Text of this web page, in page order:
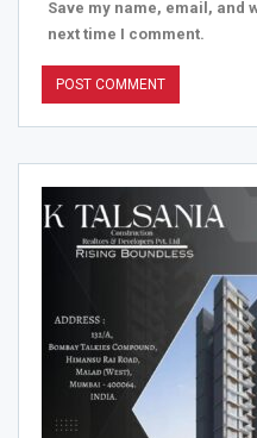
Save my name, email, and
next time I comment.